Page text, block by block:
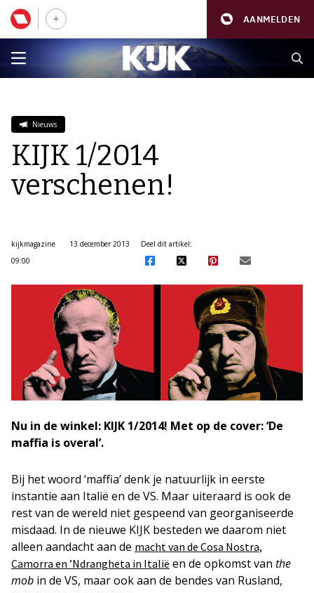
AANMELDEN
Nieuws
KIJK 1/2014
verschenen!
kijkmagazine
13 december 2013
09:00
Deel dit artikel:
Nu in de winkel: KIJK 1/2014! Met op de cover: ‘De
maffia is overal’.
Bij het woord ‘maffia’ denk je natuurlijk in eerste
instantie aan Italië en de VS. Maar uiteraard is ook de
rest van de wereld niet gespeend van georganiseerde
misdaad. In de nieuwe KIJK besteden we daarom niet
alleen aandacht aan de macht van de Cosa Nostra,
Camorra en ’Ndrangheta in Italië en de opkomst van the
mob in de VS, maar ook aan de bendes van Rusland,